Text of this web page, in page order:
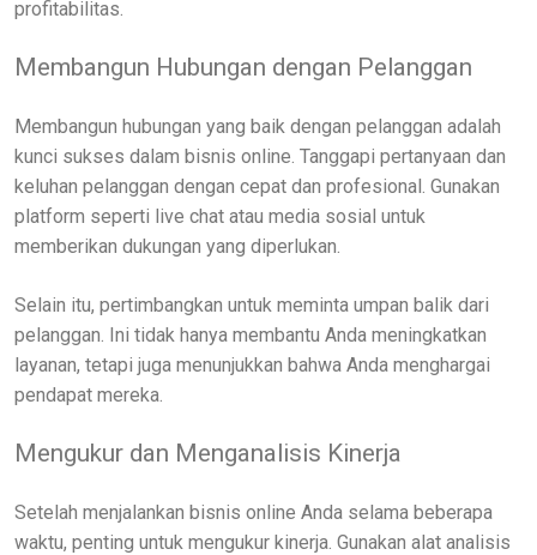
profitabilitas.
Membangun Hubungan dengan Pelanggan
Membangun hubungan yang baik dengan pelanggan adalah
kunci sukses dalam bisnis online. Tanggapi pertanyaan dan
keluhan pelanggan dengan cepat dan profesional. Gunakan
platform seperti live chat atau media sosial untuk
memberikan dukungan yang diperlukan.
Selain itu, pertimbangkan untuk meminta umpan balik dari
pelanggan. Ini tidak hanya membantu Anda meningkatkan
layanan, tetapi juga menunjukkan bahwa Anda menghargai
pendapat mereka.
Mengukur dan Menganalisis Kinerja
Setelah menjalankan bisnis online Anda selama beberapa
waktu, penting untuk mengukur kinerja. Gunakan alat analisis